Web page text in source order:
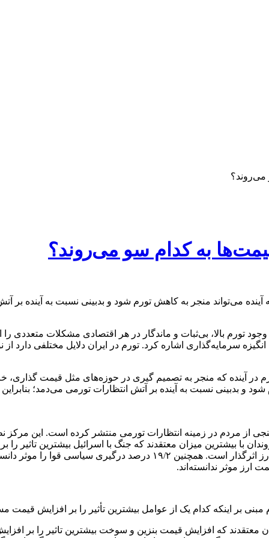
می‌روند؟
به کدام سو می‌روند؟
آینده می‌تواند منجر به کاهش تورم شود و بدبینی نسبت به آینده
تورم بالا، بی‌ثبات و ماندگار در هر اقتصادی مشکلات متعددی
سرمایه‌گذاری اشاره کرد. تورم در ایران دلایل مختلفی دارد
در آینده که منجر به تصمیم گیری در حوزه‌های مثل قیمت
شود و بدبینی نسبت به آینده بر آتش انتظارات تورمی می‌دمد؛
یک از عوامل بیشترین تأثیر را بر افزایش قیمت مسکن در سال ۱۴۰۳ می‌گذارند،